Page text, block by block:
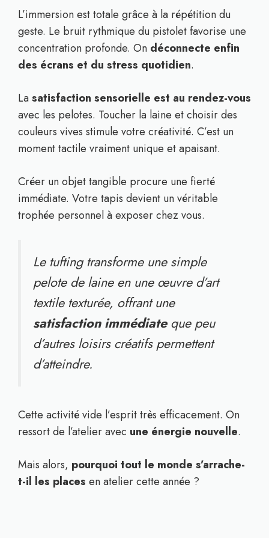
L’immersion est totale grâce à la répétition du
geste. Le bruit rythmique du pistolet favorise une
concentration profonde. On déconnecte enfin
des écrans et du stress quotidien.
Lasatisfaction sensorielle est au rendez-vous
avec les pelotes. Toucher la laine et choisir des
couleurs vives stimule votre créativité. C’est un
moment tactile vraiment unique et apaisant.
Créer un objet tangible procure une fierté
immédiate. Votre tapis devient un véritable
trophée personnel à exposer chez vous.
Le tufting transforme une simple
pelote de laine en une œuvre d’art
textile texturée, offrant une
satisfaction immédiateque peu
d’autres loisirs créatifs permettent
d’atteindre.
Cette activité vide l’esprit très efficacement. On
ressort de l’atelier avec une énergie nouvelle.
Mais alors, pourquoi tout le monde s’arrache-
t-il les places en atelier cette année ?